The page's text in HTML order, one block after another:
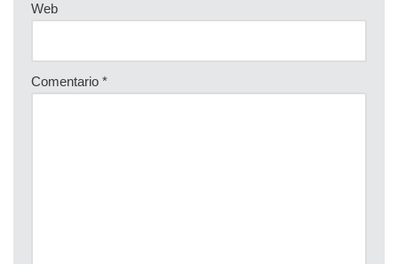
Web
Comentario *